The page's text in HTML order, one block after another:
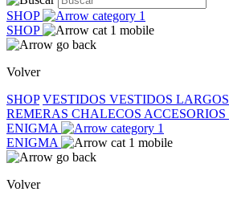
SHOP
SHOP
Volver
SHOP VESTIDOS VESTIDOS LARGOS
REMERAS CHALECOS ACCESORIOS
ENIGMA
ENIGMA
Volver